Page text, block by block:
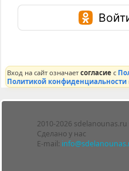
Вход на сайт означаетсогласие с
Политикой конфиденциальности
2010-2026
Сделано у нас
E-mail:
Блоги
Люди
Политика